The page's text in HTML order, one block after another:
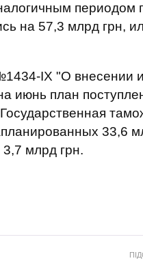
периодом
на 57,3 млрд грн,
ІХ "О внесении
июнь план
33,6
млрд грн.